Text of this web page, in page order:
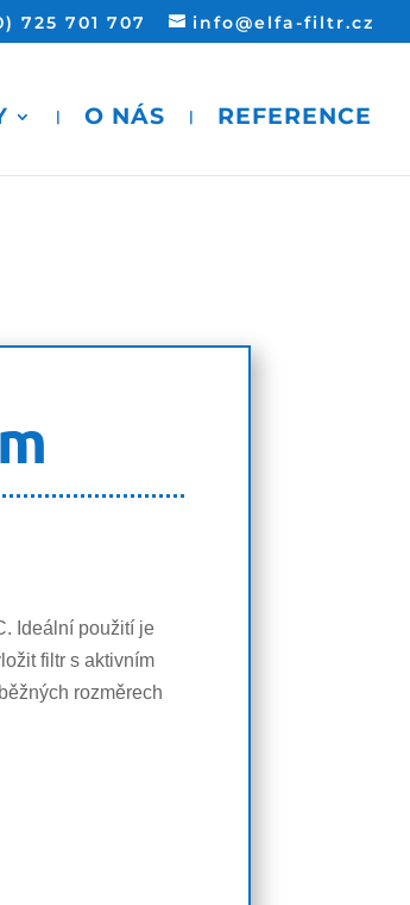
725 701 707 info@elfa-filtr.cz
O NÁS REFERENCE
Ideální použití je
filtr s aktivním
rozměrech